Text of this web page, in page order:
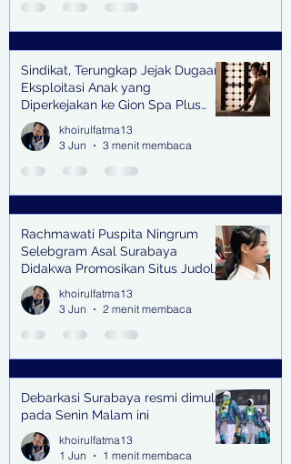
Sindikat, Terungkap Jejak Dugaan
Eksploitasi Anak yang
Diperkejakan ke Gion Spa Plus
and Pub Surabaya,
khoirulfatma13
3 Jun
3 menit membaca
Rachmawati Puspita Ningrum
Selebgram Asal Surabaya
Didakwa Promosikan Situs Judol,
Raup Rp2 Juta dari Tiga Kali
Endorse
khoirulfatma13
3 Jun
2 menit membaca
Debarkasi Surabaya resmi dimulai
pada Senin Malam ini
khoirulfatma13
1 Jun
1 menit membaca